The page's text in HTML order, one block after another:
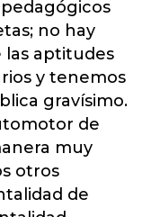
no hay
las aptitudes
y tenemos
gravísimo.
de
muy
otros
de